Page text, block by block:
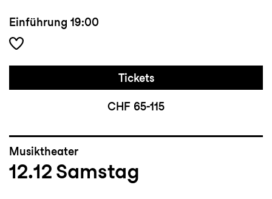
Einführung 19:00
Tickets
CHF 65-115
Musiktheater
12.12 Samstag